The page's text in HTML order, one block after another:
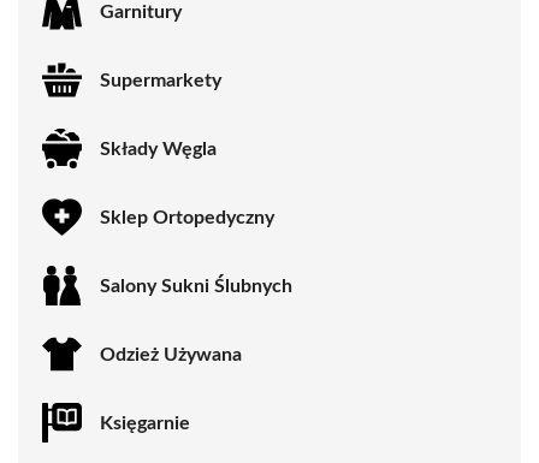
Garnitury
Supermarkety
Składy Węgla
Sklep Ortopedyczny
Salony Sukni Ślubnych
Odzież Używana
Księgarnie